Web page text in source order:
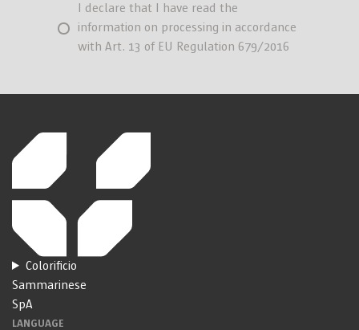
I declare that I have read the
information on processing in accordance
with Art. 13 of EU Regulation 679/2016
Colorificio
Sammarinese
SpA
LANGUAGE